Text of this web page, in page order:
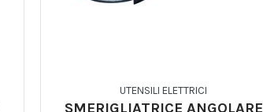
UTENSILI ELETTRICI
SMERIGLIATRICE ANGOLARE